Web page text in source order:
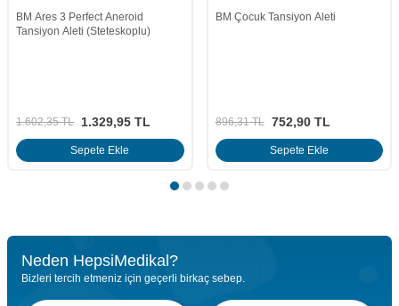
BM Çocuk Tansiyon Aleti
896,31TL 752,90TL
Sepete Ekle
Riester
6.738,60TL 5.997,35
Sepete Ekle
Neden HepsiMedikal?
Bizleri tercih etmeniz için geçerli birkaç sebep.